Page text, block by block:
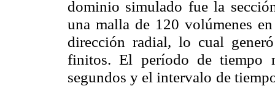
dominio simulado fue la
una malla de 120 volúmenes
dirección radial, lo cual
finitos. El período de tiempo
segundos y el intervalo de